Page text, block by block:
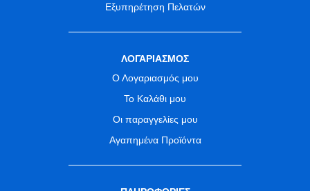
Εξυπηρέτηση Πελατών
ΛΟΓΑΡΙΑΣΜΟΣ
Ο Λογαριασμός μου
Το Καλάθι μου
Οι παραγγελίες μου
Αγαπημένα Προϊόντα